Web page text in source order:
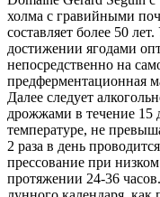
холма с гравийными
составляет более 50
достижении ягодами
непосредственно на
предферментационная
Далее следует
дрожжами в течение 15
температуре, не
2 раза в день
прессование при
протяжении 24-36